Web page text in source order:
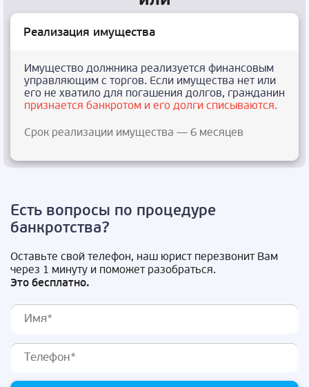
Реализация имущества
Имущество должника реализуется финансовым
управляющим с торгов. Если имущества нет или
его не хватило для погашения долгов, гражданин
признается банкротом и его долги списываются.
Срок реализации имущества — 6 месяцев
Есть вопросы по процедуре
банкротства?
Оставьте свой телефон, наш юрист перезвонит Вам
через 1 минуту и поможет разобраться.
Это бесплатно.